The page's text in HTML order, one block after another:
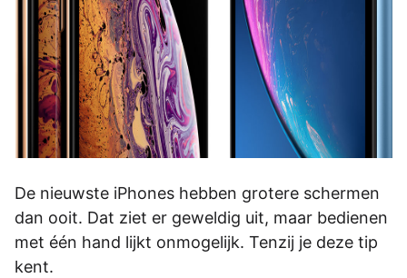
De nieuwste iPhones hebben grotere schermen
dan ooit. Dat ziet er geweldig uit, maar bedienen
met één hand lijkt onmogelijk. Tenzij je deze tip
kent.